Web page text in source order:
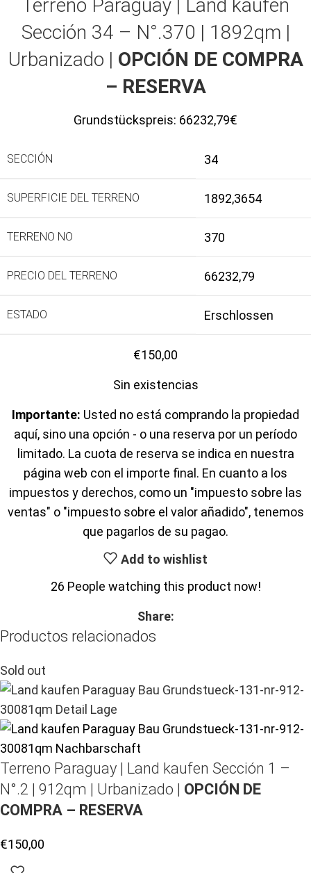
Terreno Paraguay | Land kaufen
Sección 34 – N°.370 | 1892qm |
Urbanizado | OPCIÓN DE COMPRA
– RESERVA
Grundstückspreis: 66232,79€
SECCIÓN 34
SUPERFICIE DEL TERRENO 1892,3654
TERRENO NO 370
PRECIO DEL TERRENO 66232,79
ESTADO Erschlossen
€150,00
Sin existencias
Importante: Usted no está comprando la propiedad
aquí, sino una opción - o una reserva por un período
limitado. La cuota de reserva se indica en nuestra
página web con el importe final. En cuanto a los
impuestos y derechos, como un "impuesto sobre las
ventas" o "impuesto sobre el valor añadido", tenemos
que pagarlos de su pagao.
Add to wishlist
26 People watching this product now!
Share:
Productos relacionados
Sold out
Terreno Paraguay | Land kaufen Sección 1 –
N°.2 | 912qm | Urbanizado | OPCIÓN DE
COMPRA – RESERVA
€150,00